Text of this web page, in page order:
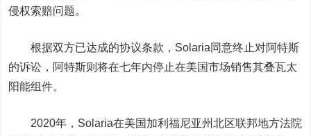
侵权索赔问题。
根据双方已达成的协议条款，Solaria同意终止对阿特斯
的诉讼，阿特斯则将在七年内停止在美国市场销售其叠瓦太
阳能组件。
2020年，Solaria在美国加利福尼亚州北区联邦地方法院